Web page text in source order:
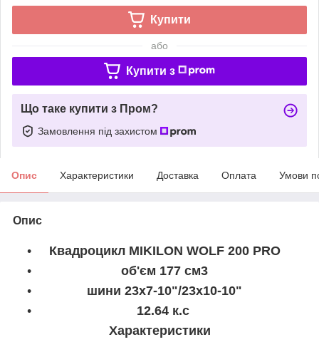
Купити
або
Купити з
Що таке купити з Пром?
Замовлення під захистом
Опис Характеристики Доставка Оплата Умови
Опис
Квадроцикл MIKILON WOLF 200 PRO
об'єм 177 см3
шини 23х7-10"/23х10-10"
12.64 к.с
Характеристики